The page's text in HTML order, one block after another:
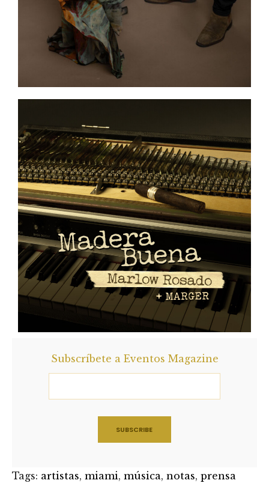
Subscríbete a Eventos Magazine
Tags: artistas, miami, música, notas, prensa